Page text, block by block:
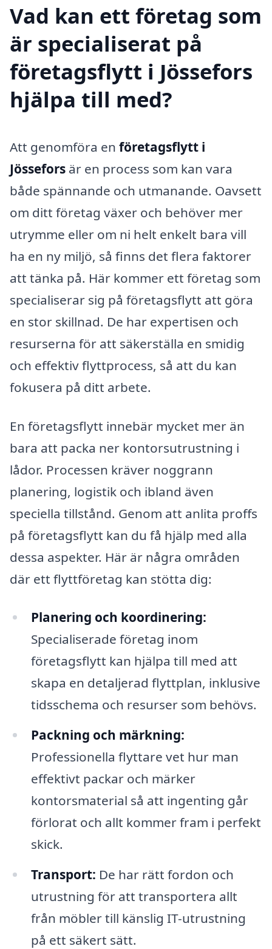
Vad kan ett företag som
är specialiserat på
företagsflytt i Jössefors
hjälpa till med?
Att genomföra en företagsflytt i
Jössefors är en process som kan vara
både spännande och utmanande. Oavsett
om ditt företag växer och behöver mer
utrymme eller om ni helt enkelt bara vill
ha en ny miljö, så finns det flera faktorer
att tänka på. Här kommer ett företag som
specialiserar sig på företagsflytt att göra
en stor skillnad. De har expertisen och
resurserna för att säkerställa en smidig
och effektiv flyttprocess, så att du kan
fokusera på ditt arbete.
En företagsflytt innebär mycket mer än
bara att packa ner kontorsutrustning i
lådor. Processen kräver noggrann
planering, logistik och ibland även
speciella tillstånd. Genom att anlita proffs
på företagsflytt kan du få hjälp med alla
dessa aspekter. Här är några områden
där ett flyttföretag kan stötta dig:
Planering och koordinering:
Specialiserade företag inom
företagsflytt kan hjälpa till med att
skapa en detaljerad flyttplan, inklusive
tidsschema och resurser som behövs.
Packning och märkning:
Professionella flyttare vet hur man
effektivt packar och märker
kontorsmaterial så att ingenting går
förlorat och allt kommer fram i perfekt
skick.
Transport: De har rätt fordon och
utrustning för att transportera allt
från möbler till känslig IT-utrustning
på ett säkert sätt.